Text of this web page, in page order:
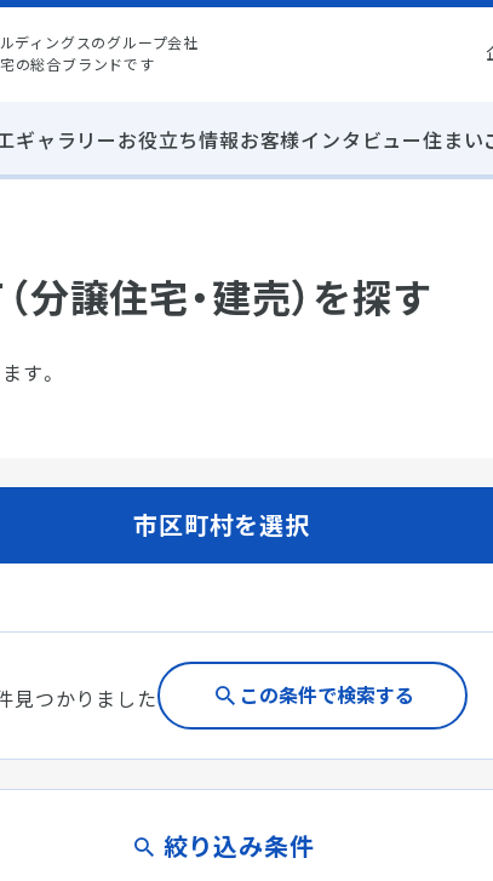
ディングスのグループ会社
の総合ブランドです
ギャラリーお役立ち情報お客様インタビュー住まい
分譲住宅・建売）を探す
す。
市区町村を選択
見つかりました この条件で検索する
絞り込み条件